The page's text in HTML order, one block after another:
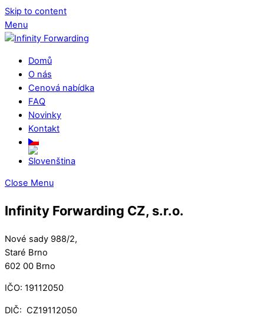
Skip to content
Menu
Domů
O nás
Cenová nabídka
FAQ
Novinky
Kontakt
Close Menu
Infinity Forwarding CZ, s.r.o.
Nové sady 988/2,
Staré Brno
602 00 Brno
IČO: 19112050
DIČ: CZ19112050